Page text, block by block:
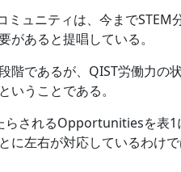
ュニティは、今までSTEM
があると提唱している。
階であるが、QIST労働力の
いうことである。
らされるOpportunitiesを表
に左右が対応しているわけ